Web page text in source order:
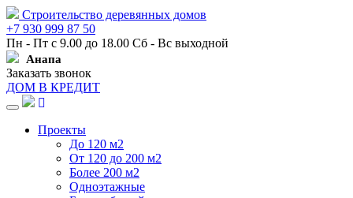
Строительство деревянных домов
+7 930 999 87 50
Пн - Пт с 9.00 до 18.00 Сб - Вс выходной
Анапа
Заказать звонок
ДОМ В КРЕДИТ
Навигация
Проекты
До 120 м2
От 120 до 200 м2
Более 200 м2
Одноэтажные